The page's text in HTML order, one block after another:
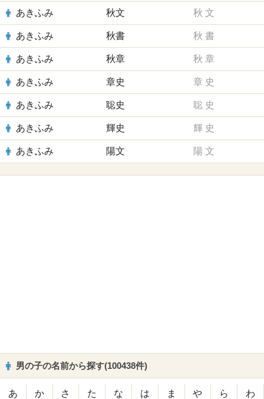
あきふみ 秋文 秋 文
あきふみ 秋書 秋 書
あきふみ 秋章 秋 章
あきふみ 章史 章 史
あきふみ 聡史 聡 史
あきふみ 輝史 輝 史
あきふみ 陽文 陽 文
男の子の名前から探す(100438件)
あ か さ た な は ま や ら わ